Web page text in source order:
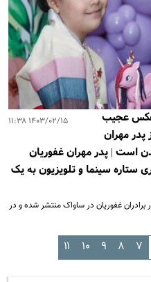
۱۴۰۳/۰۲/۱۵ ۱۱:۳۸
عجیب
پدر مهران
| پدر مهران غفوریان
ستاره سینما و تلویزیون به یک
غفوریان در ساواک منتشر شده و در
۷ ۸ ۹ ۱۰ ۱۱